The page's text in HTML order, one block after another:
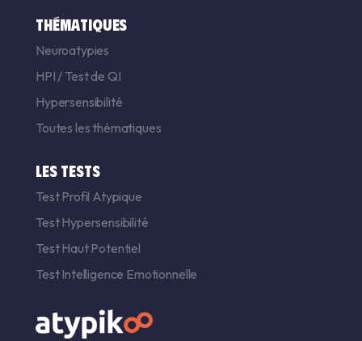
THÉMATIQUES
Neuroatypies
HPI / Test de QI
Hypersensibilité
Toutes les thématiques
LES TESTS
Test Profil Atypique
Test Hypersensibilité
Test Haut Potentiel
Test Intelligence Emotionnelle